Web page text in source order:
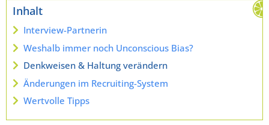
Inhalt
Interview-Partnerin
Weshalb immer noch Unconscious Bias?
Denkweisen & Haltung verändern
Änderungen im Recruiting-System
Wertvolle Tipps